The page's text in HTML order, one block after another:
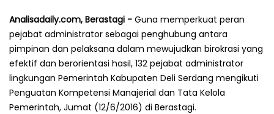
Analisadaily.com, Berastagi - Guna memperkuat peran
pejabat administrator sebagai penghubung antara
pimpinan dan pelaksana dalam mewujudkan birokrasi yang
efektif dan berorientasi hasil, 132 pejabat administrator
lingkungan Pemerintah Kabupaten Deli Serdang mengikuti
Penguatan Kompetensi Manajerial dan Tata Kelola
Pemerintah, Jumat (12/6/2016) di Berastagi.